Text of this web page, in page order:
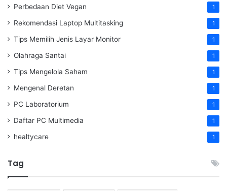
Perbedaan Diet Vegan 1
Rekomendasi Laptop Multitasking 1
Tips Memilih Jenis Layar Monitor 1
Olahraga Santai 1
Tips Mengelola Saham 1
Mengenal Deretan 1
PC Laboratorium 1
Daftar PC Multimedia 1
healtycare 1
Tag